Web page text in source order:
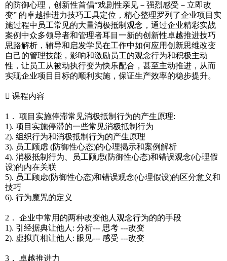
的防御心理，创新性首倡“戏剧性亲见－强烈感受－立即改
变” 的卓越推进力技巧工具定位，精心整理罗列了企业项目实
施过程中员工常见的大量消极抵制观念，通过企业精彩实战
案例中众多领导者和管理者耳目一新的创新性卓越推进技巧
思路解析，辅导和启发学员在工作中如何应用创新思维改变
自己的管理技能，影响和激励员工的观念行为和积极主动
性，让员工从被动执行变为快乐配合，甚至主动推进，从而
实现企业项目目标的顺利实施，保证生产效率的稳步提升。
 课程内容
1． 项目实施停滞常见消极抵制行为的产生原理:
1). 项目实施停滞的一些常见消极抵制行为
2). 组织行为和消极抵制行为的产生原理
3). 员工顾虑 (防御性心态)的心理揭示和案例解析
4). 消极抵制行为、员工顾虑(防御性心态)和错误观念(心理假
设)的内在关联
5). 员工顾虑(防御性心态)和错误观念(心理假设)的区分意义和
技巧
6). 行为魔咒的定义
2． 企业中常用的两种改变他人观念行为的的手段
1). 引经据典让他人: 分析--- 思考 ---改变
2). 虚拟真相让他人: 眼见--- 感受 ---改变
3． 卓越推进力